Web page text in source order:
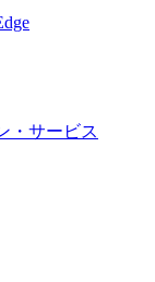
・サービス